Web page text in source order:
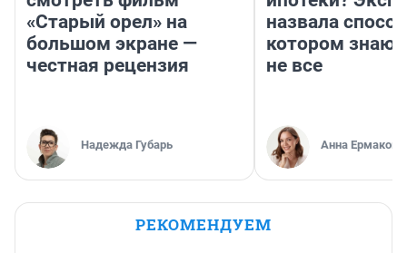
«Старый орел» на
большом экране —
честная рецензия
Надежда Губарь
назвала
котором
не все
Анна Ермакова
РЕКОМЕНДУЕМ